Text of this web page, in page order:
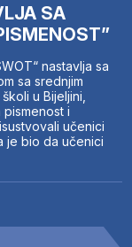
SA
nastavlja sa
sa srednjim
u Bijeljini,
i
učenici
je bio da učenici